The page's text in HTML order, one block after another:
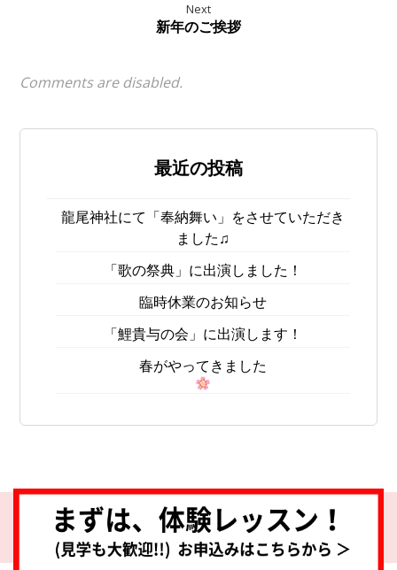
Next
新年のご挨拶
Comments are disabled.
最近の投稿
龍尾神社にて「奉納舞い」をさせていただき
ました♫
「歌の祭典」に出演しました！
臨時休業のお知らせ
「鯉貴与の会」に出演します！
春がやってきました
© All rights reserved, Powered by WordPress.